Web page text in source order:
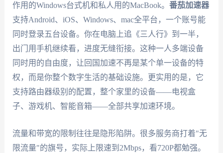
作用的Windows台式机和私人用的MacBook。 番茄加速器
支持Android、iOS、Windows、mac全平台，一个账号能
同时登录五台设备。你在电脑上追《三人行》到一半，
出门用手机继续看，进度无缝衔接。这种一人多端设备
同时用的自由度，让回国加速不再是某个单一设备的特
权，而是你整个数字生活的基础设施。更实用的是，它
支持路由器级别的配置，整个家里的设备——电视盒
子、游戏机、智能音箱——全部共享加速环境。
流量和带宽的限制往往是隐形陷阱。很多服务商打着"无
限流量"的旗号，实际上限速到2Mbps，看720P都勉强。